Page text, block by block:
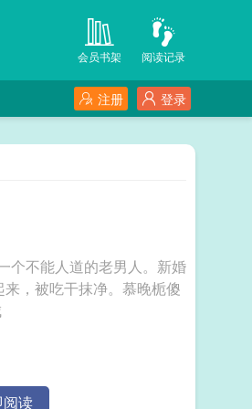
阅读记录
会员书架
登录
注册
个不能人道的老男人。新婚
，被吃干抹净。慕晚栀傻
读